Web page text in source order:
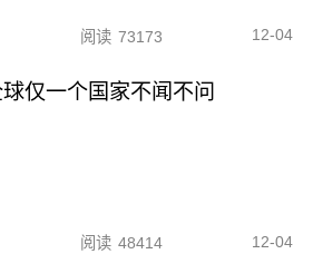
阅读 73173 12-04
仅一个国家不闻不问
阅读 48414 12-04